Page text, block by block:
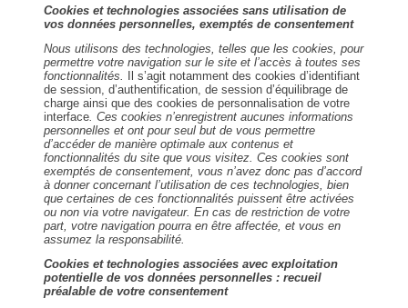
Cookies et technologies associées sans utilisation de
vos données personnelles, exemptés de consentement
Nous utilisons des technologies, telles que les cookies, pour
permettre votre navigation sur le site et l’accès à toutes ses
fonctionnalités.
Il s’agit notamment des cookies d’identifiant
de session, d’authentification, de session d’équilibrage de
charge ainsi que des cookies de personnalisation de votre
interface. Ces cookies n’enregistrent aucunes informations
personnelles et ont pour seul but de vous permettre
d’accéder de manière optimale aux contenus et
fonctionnalités du site que vous visitez. Ces cookies sont
exemptés de consentement, vous n’avez donc pas d’accord
à donner concernant l’utilisation de ces technologies, bien
que certaines de ces fonctionnalités puissent être activées
ou non via votre navigateur. En cas de restriction de votre
part, votre navigation pourra en être affectée, et vous en
assumez la responsabilité.
Cookies et technologies associées avec exploitation
potentielle de vos données personnelles : recueil
préalable de votre consentement